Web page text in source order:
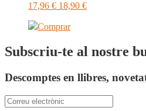
17,96 € 18,90 €
Comprar
Subscriu-te al nostre
Descomptes en llibres,